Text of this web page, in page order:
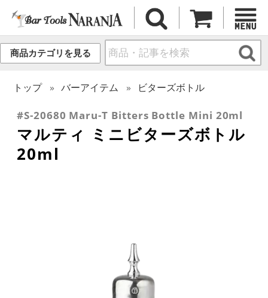
商品カテゴリを見る
トップ バーアイテム ビターズボトル
#S-20680 Maru-T Bitters Bottle Mini 20ml
マルティ ミニビターズボトル
20ml